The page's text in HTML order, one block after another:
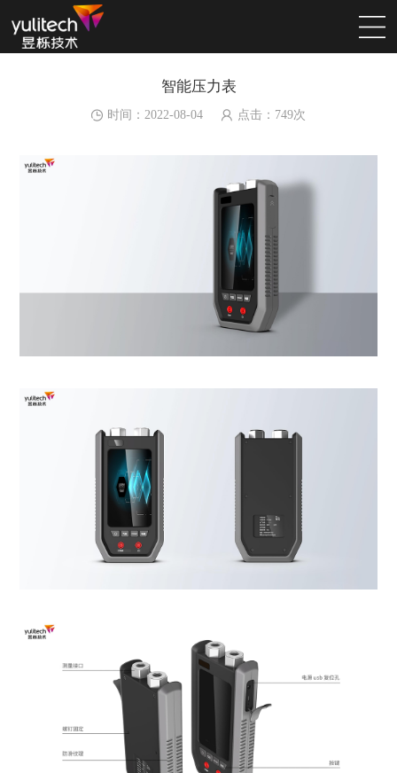
智能压力表
时间：2022-08-04 点击： 749次